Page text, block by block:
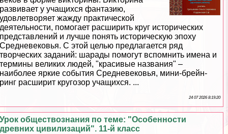
развивает у учащихся фантазию,
удовлетворяет жажду пpaктической
деятельности, помогает расширить круг исторических
представлений и лучше понять историческую эпоху
Средневековья. С этой целью предлагается ряд
творческих заданий: шарады помогут вспомнить имена и
термины великих людей, "красивые названия" –
наиболее яркие события Cредневековья, мини-брейн-
ринг расширит кругозор учащихся. ...
24 07 2026 8:19:20
Урок обществознания по теме: "Особенности
древних цивилизаций". 11-й класс